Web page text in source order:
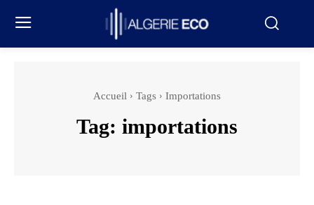
Accueil Tags Importations
Tag: importations